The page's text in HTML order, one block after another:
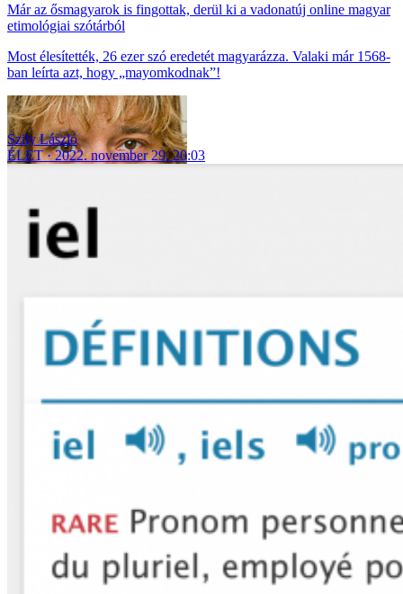
Már az ősmagyarok is fingottak, derül ki a vadonatúj online magyar
etimológiai szótárból
Most élesítették, 26 ezer szó eredetét magyarázza. Valaki már 1568-
ban leírta azt, hogy „mayomkodnak”!
Szily László
ÉLET
2022. november 29. 20:03